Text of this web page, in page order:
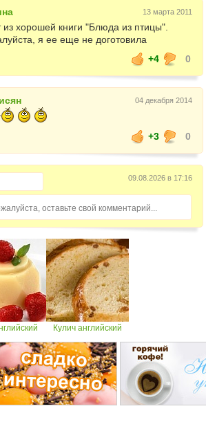
13 марта 2011
хорошей книги "Блюда из птицы".
я ее еще не доготовила
+4
0
04 декабря 2014
+3
0
09.08.2026 в 17:16
оставьте свой комментарий...
Кулич английский